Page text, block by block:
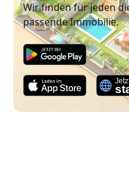
Wir finden für jeden
passende Immobilie.